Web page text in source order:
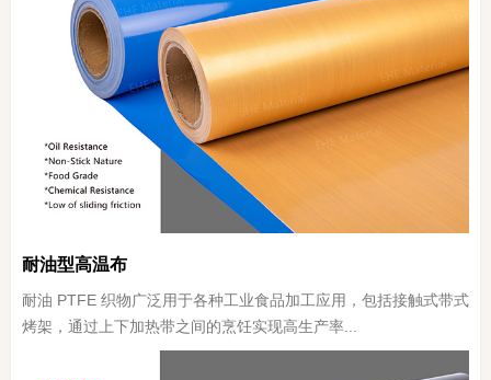
耐油型高温布
耐油 PTFE 织物广泛用于各种工业食品加工应用，包括接触式带式
烤架，通过上下加热带之间的烹饪实现高生产率...